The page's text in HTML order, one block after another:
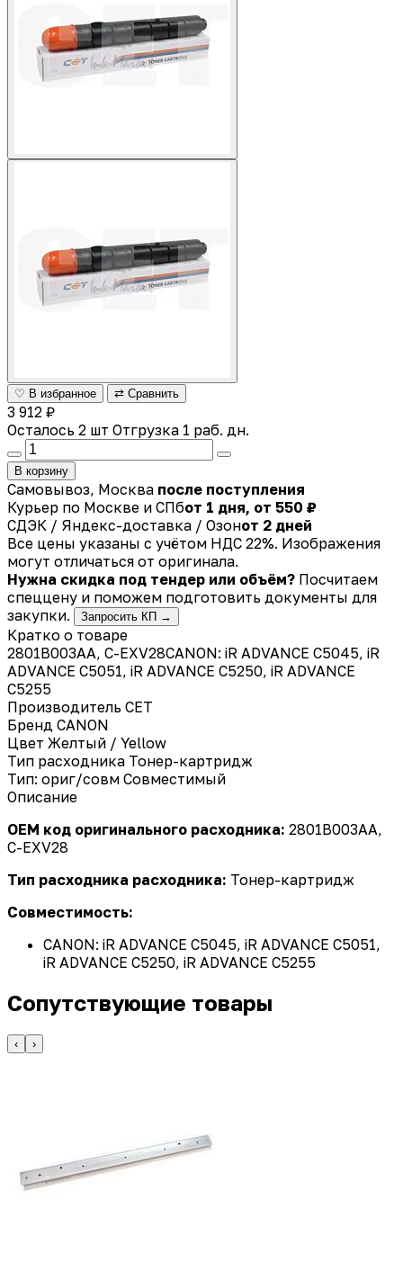
♡ В избранное ⇄ Сравнить
3 912 ₽
Осталось 2 шт Отгрузка 1 раб. дн.
В корзину
Самовывоз, Москва после поступления
Курьер по Москве и СПбот 1 дня, от 550 ₽
СДЭК / Яндекс-доставка / Озонот 2 дней
Все цены указаны с учётом НДС 22%. Изображения
могут отличаться от оригинала.
Нужна скидка под тендер или объём? Посчитаем
спеццену и поможем подготовить документы для
закупки.
Запросить КП →
Кратко о товаре
2801B003AA, C-EXV28CANON: iR ADVANCE C5045, iR
ADVANCE C5051, iR ADVANCE C5250, iR ADVANCE
C5255
Производитель CET
Бренд CANON
Цвет Желтый / Yellow
Тип расходника Тонер-картридж
Тип: ориг/совм Совместимый
Описание
OEM код оригинального расходника: 2801B003AA,
C-EXV28
Тип расходника расходника: Тонер-картридж
Совместимость:
CANON: iR ADVANCE C5045, iR ADVANCE C5051,
iR ADVANCE C5250, iR ADVANCE C5255
Сопутствующие товары
‹ ›